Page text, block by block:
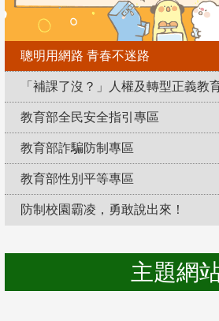
聰明用網路 青春不迷路
「補課了沒？」人權及轉型正義教
教育部全民安全指引專區
教育部詐騙防制專區
教育部性別平等專區
防制校園霸凌，勇敢說出來！
主題網